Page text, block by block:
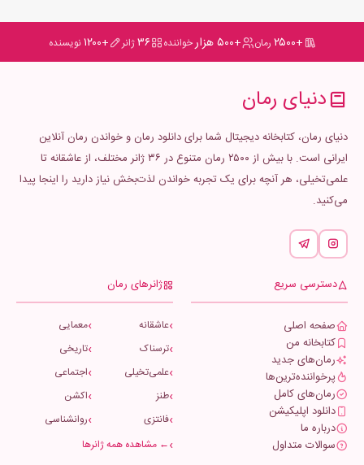
+۲۵۰۰ رمان +۵۰۰ هزار خواننده ۳۶ژانر +۱۲۰۰ نویسنده
دنیای رمان
دنیای رمان، کتابخانه دیجیتال شما برای دانلود رمان و خواندن رمان آنلاین
ایرانی است. با بیش از ۲۵۰۰ رمان متنوع در ۳۶ ژانر مختلف، از عاشقانه تا
علمی‌تخیلی، هر آنچه برای یک تجربه خواندن لذت‌بخش نیاز دارید را اینجا پیدا
می‌کنید.
دسترسی سریع
صفحه اصلی
کتابخانه من
رمان‌های جدید
پرخواننده‌ترین‌ها
رمان‌های کامل
دانلود اپلیکیشن
درباره ما
سوالات متداول
ژانرهای رمان
عاشقانه
معمایی
ترسناک
تاریخی
علمی‌تخیلی
اجتماعی
طنز
اکشن
فانتزی
روانشناسی
← مشاهده همه ژانرها